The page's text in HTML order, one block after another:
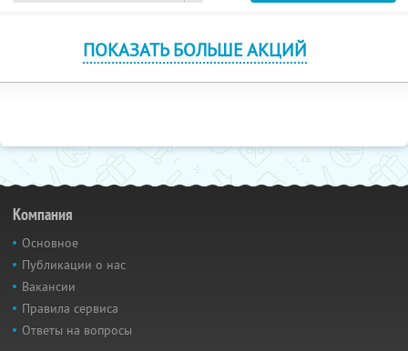
ПОКАЗАТЬ БОЛЬШЕ АКЦИЙ
Компания
Основное
Публикации о нас
Вакансии
Правила сервиса
Ответы на вопросы